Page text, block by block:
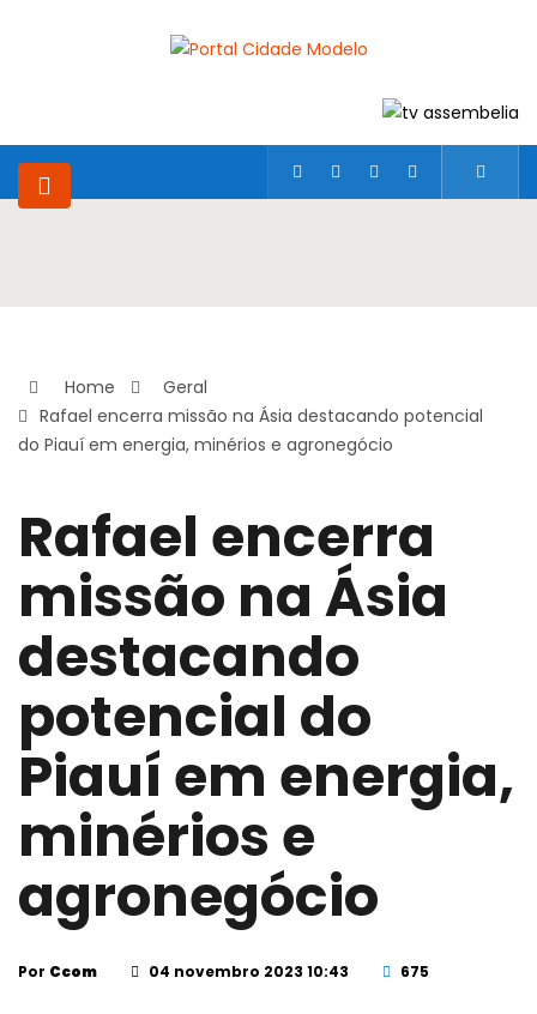
Home
Geral
Rafael encerra missão na Ásia destacando potencial
do Piauí em energia, minérios e agronegócio
Rafael encerra
missão na Ásia
destacando
potencial do
Piauí em energia,
minérios e
agronegócio
Por Ccom 04 novembro 2023 10:43 675